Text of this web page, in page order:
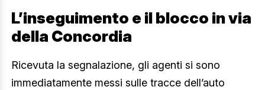
L’inseguimento e il blocco in via
della Concordia
Ricevuta la segnalazione, gli agenti si sono
immediatamente messi sulle tracce dell’auto